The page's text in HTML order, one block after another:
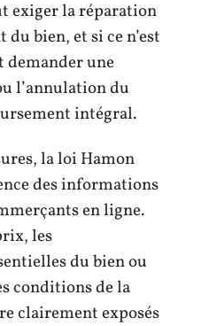
exiger la réparation
bien, et si ce n’est
demander une
l’annulation du
intégral.
la loi Hamon
des informations
en ligne.
les
du bien ou
conditions de la
clairement exposés